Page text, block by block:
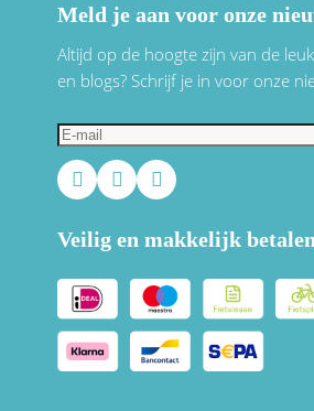
Meld je aan voor onze
Altijd op de hoogte zijn van de
en blogs? Schrijf je in voor onze
Veilig en makkelijk betalen